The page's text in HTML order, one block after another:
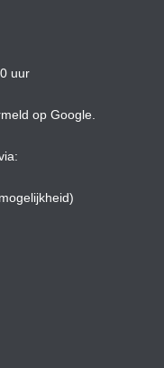
uur
op Google.